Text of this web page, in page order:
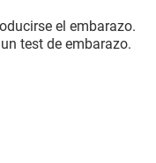
el embarazo.
test de embarazo.